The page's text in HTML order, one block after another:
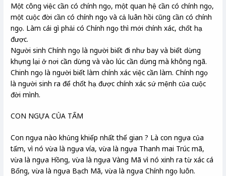
Một công việc cần có chính ngọ, một quan hệ cần có chính ngọ,
một cuộc đời cần có chính ngọ và cả luân hồi cũng cần có chính
ngọ. Làm cái gì phải có Chính ngọ thì mới chính xác, chốt hạ
được.
Người sinh Chính ngọ là người biết đi như bay và biết dừng
khựng lại ở nơi cần dừng và vào lúc cần dừng mà không ngã.
Chinh ngọ là người biết làm chính xác việc cần làm. Chính ngọ
là người sinh ra để chốt hạ được chính xác sứ mệnh của cuộc
đời mình.
CON NGỰA CỦA TẤM
Con ngựa nào khủng khiếp nhất thế gian ? Là con ngựa của
tấm, vì nó vừa là ngựa vía, vừa là ngựa Thanh mai Trúc mã,
vừa là ngựa Hồng, vừa là ngựa Vàng Mã vì nó xinh ra từ xác cá
Bống, vừa là ngựa Bạch Mã, vừa là ngựa Chính ngọ luôn.